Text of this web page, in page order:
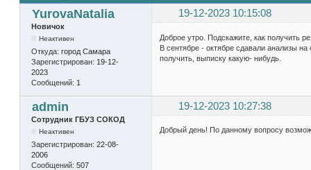
YurovaNatalia 19-12-2023 10:15:08
Новичок
Неактивен
Откуда: город Самара
Зарегистрирован: 19-12-
2023
Сообщений: 1
Доброе утро. Подскажите, как получить
В сентябре - октябре сдавали анализы
получить, выписку какую- нибудь.
admin 19-12-2023 10:27:38
Сотрудник ГБУЗ СОКОД
Неактивен
Зарегистрирован: 22-08-
2006
Сообщений: 507
Добрый день! По данному вопросу